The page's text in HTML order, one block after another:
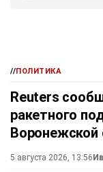
//ПОЛИТИКА
Reuters
ракетного
Воронежской
5 августа 2026, 13:56